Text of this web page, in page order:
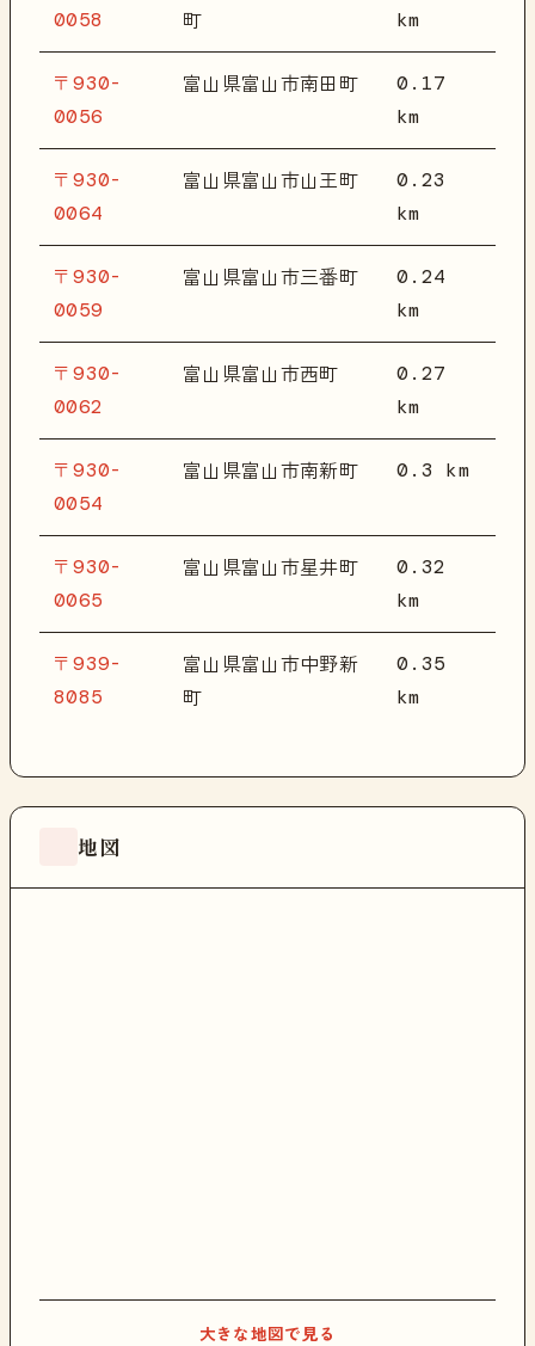
0058 町 km
〒930-
0056
富山県富山市南田町
0.17
km
〒930-
0064
富山県富山市山王町
0.23
km
〒930-
0059
富山県富山市三番町
0.24
km
〒930-
0062
富山県富山市西町
0.27
km
〒930-
0054
富山県富山市南新町 0.3 km
〒930-
0065
富山県富山市星井町
0.32
km
〒939-
8085
富山県富山市中野新
町
0.35
km
地図
大きな地図で見る